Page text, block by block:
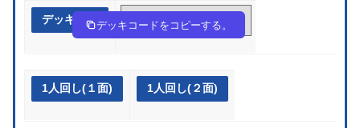
デッキ作成 2yMypM-21GK89-SXpRSy
デッキコードをコピーする。
1人回し(１面) 1人回し(２面)